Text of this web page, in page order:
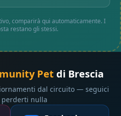
comparirà qui automaticamente. I
restano gli stessi.
Pet di Brescia
dal circuito — seguici
perderti nulla